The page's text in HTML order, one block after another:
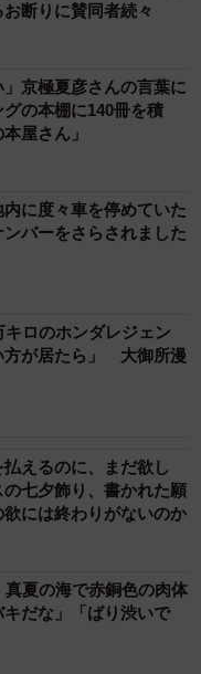
本屋も併設されている
ジトラ兄妹の「まる
活動をしている友人
ス、3歳）、夜、草む
「キオ」（オス、2
を含めて全部で8匹
子たちです。いま、
に譲り、ふだんは2階
断りに賛同者続々
」京極夏彦さんの言葉に
の本棚に140冊を積
屋さん」
に度々車を停めていた
バーをさらされました
ロのホンダレジェン
が居たら」 大御所漫
払えるのに、まだ欲し
七夕飾り、書かれた願
には終わりがないのか
夏の海で赤銅色の肉体
だな」「ばり渋いで